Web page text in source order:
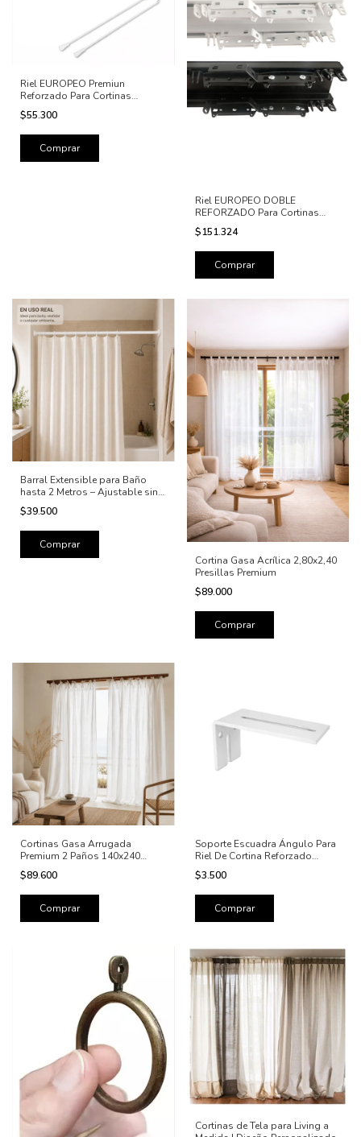
Riel EUROPEO Premiun
Reforzado Para Cortinas
Pesadas incluye Baston
$55.300
Comprar
Riel EUROPEO DOBLE
REFORZADO Para Cortinas
Techo Pared Blanco Negro
$151.324
Comprar
Barral Extensible para Baño
hasta 2 Metros – Ajustable sin
perforar
$39.500
Comprar
Cortina Gasa Acrílica 2,80x2,40
Presillas Premium
$89.000
Cortinas Gasa Arrugada
Premium 2 Paños 140x240
Blancas
$89.600
Soporte Escuadra Ángulo Para
Riel De Cortina Reforzado
Blanco
$3.500
Comprar
Cortinas de Tela para Living a